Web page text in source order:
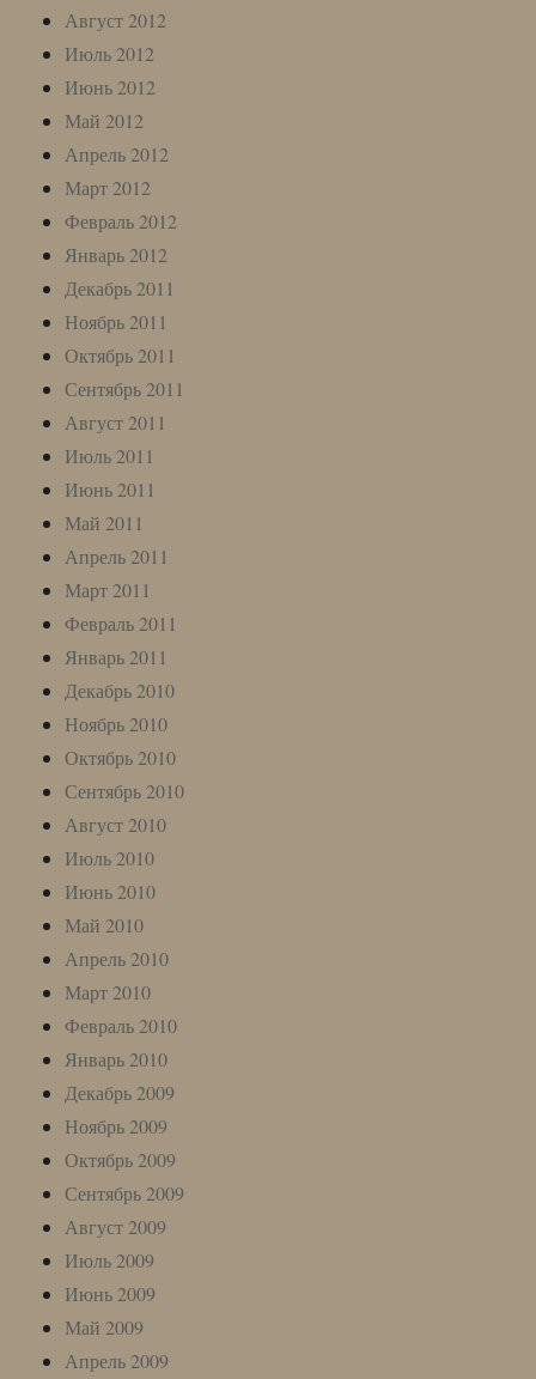
Август 2012
Июль 2012
Июнь 2012
Май 2012
Апрель 2012
Март 2012
Февраль 2012
Январь 2012
Декабрь 2011
Ноябрь 2011
Октябрь 2011
Сентябрь 2011
Август 2011
Июль 2011
Июнь 2011
Май 2011
Апрель 2011
Март 2011
Февраль 2011
Январь 2011
Декабрь 2010
Ноябрь 2010
Октябрь 2010
Сентябрь 2010
Август 2010
Июль 2010
Июнь 2010
Май 2010
Апрель 2010
Март 2010
Февраль 2010
Январь 2010
Декабрь 2009
Ноябрь 2009
Октябрь 2009
Сентябрь 2009
Август 2009
Июль 2009
Июнь 2009
Май 2009
Апрель 2009